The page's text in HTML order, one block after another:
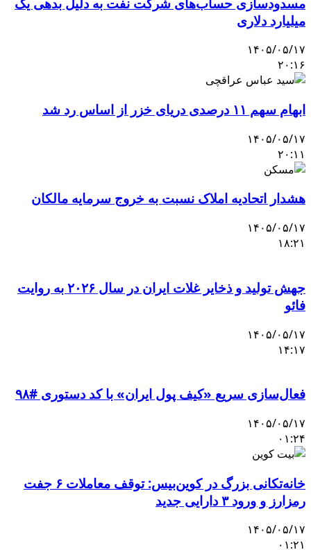
میلیارد دلاری
۱۴۰۵/۰۵/۱۷
۲۰:۱۶
ابهام سهم ۱۱ درصدی دریای خزر از اساس رد شد
۱۴۰۵/۰۵/۱۷
۲۰:۱۱
هشدار اتحادیه املاک نسبت به خروج سرمایه مالکان
۱۴۰۵/۰۵/۱۷
۱۸:۲۱
جهش تولید و ذخایر غلات ایران در سال ۲۰۲۶ به روایت
فائو
۱۴۰۵/۰۵/۱۷
۱۴:۱۷
فعال‌سازی سریع «کیف پول ایران» با کد دستوری #۹۸
۱۴۰۵/۰۵/۱۷
۰۱:۲۴
خانه‌تکانی بزرگ در کوین‌بیس: توقف معاملات ۶ جفت
رمزارز و ورود ۳ دارایی جدید
۱۴۰۵/۰۵/۱۷
۰۱:۲۱